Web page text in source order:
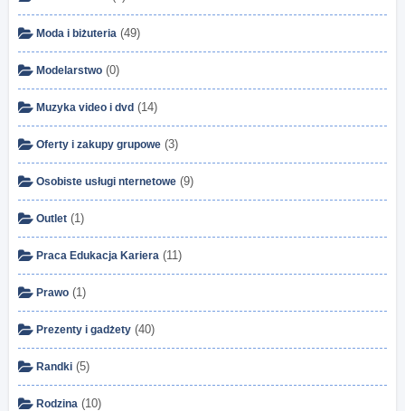
Moda i biżuteria (49)
Modelarstwo (0)
Muzyka video i dvd (14)
Oferty i zakupy grupowe (3)
Osobiste usługi nternetowe (9)
Outlet (1)
Praca Edukacja Kariera (11)
Prawo (1)
Prezenty i gadżety (40)
Randki (5)
Rodzina (10)